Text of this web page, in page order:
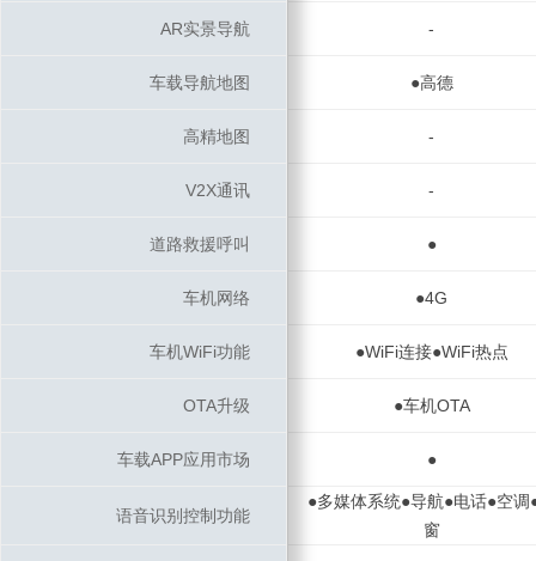
AR实景导航 -
车载导航地图 ●高德
高精地图 -
V2X通讯 -
道路救援呼叫 ●
车机网络 ●4G
车机WiFi功能 ●WiFi连接●WiFi热点
OTA升级 ●车机OTA
车载APP应用市场 ●
语音识别控制功能
●多媒体系统●导航●电话●空调
窗
AR实景导航
车载导航地图
高精地图
V2X通讯
道路救援呼叫
车机网络
车机WiFi功能
OTA升级
车载APP应用市场
语音识别控制功能